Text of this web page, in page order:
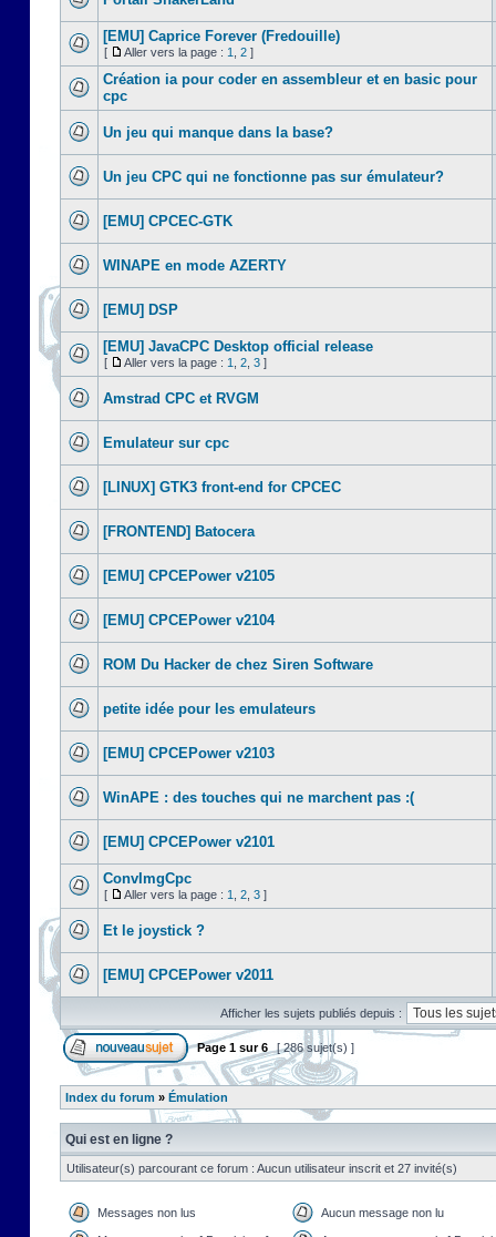
[EMU] Caprice Forever (Fredouille)
[ Aller vers la page : 1 2 ]
Création ia pour coder en assembleur et en basic pour
cpc
Un jeu qui manque dans la base?
Un jeu CPC qui ne fonctionne pas sur émulateur?
[EMU] CPCEC-GTK
WINAPE en mode AZERTY
[EMU] DSP
[EMU] JavaCPC Desktop official release
[ Aller vers la page : 1 2 3 ]
Amstrad CPC et RVGM
Emulateur sur cpc
[LINUX] GTK3 front-end for CPCEC
[FRONTEND] Batocera
[EMU] CPCEPower v2105
[EMU] CPCEPower v2104
ROM Du Hacker de chez Siren Software
petite idée pour les emulateurs
[EMU] CPCEPower v2103
WinAPE : des touches qui ne marchent pas :(
[EMU] CPCEPower v2101
ConvImgCpc
[ Aller vers la page : 1 2 3 ]
Et le joystick ?
[EMU] CPCEPower v2011
Afficher les sujets publiés depuis :
Page 1 sur6 [ 286 sujet(s) ]
Index du forum » Émulation
Qui est en ligne ?
Utilisateur(s) parcourant ce forum : Aucun utilisateur inscrit et 27 invité(s)
Messages non lus Aucun message non lu